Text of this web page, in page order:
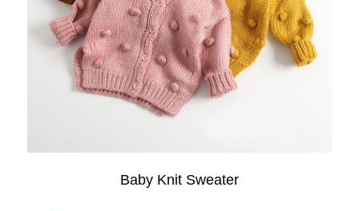
Baby Knit Sweater